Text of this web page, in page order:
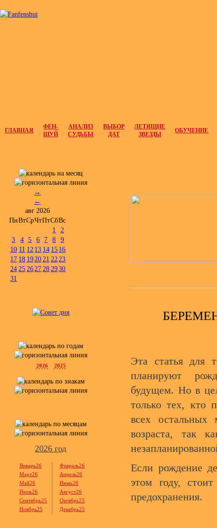
ГЛАВНАЯ
ФЕН-
ШУЙ
АНАЛИЗ
СУДЬБЫ
ВЫБОР
ДАТ
ЛЕТЯЩИЕ
ЗВЕЗДЫ
ОБУЧЕНИЕ
→
←
авг 2026
ПнВтСрЧтПтСбВс
1
2
3
4 5 6 7 8
9
10 11 12 13 14 15 16
17 18 1920 21 2223
24 25 2627 28 2930
31
2026 2025
2026 год
Январь26
Февраль26
Март26
Апрель26
Май26
Июнь26
Июль26
Август26
Сентябрь25
Октябрь25
Ноябрь25
Декабрь25
Эта статья для
планируют
будущем. Но в
только тех, кто
всех
возраста, так
Если рождение
этом году,
предохранения.